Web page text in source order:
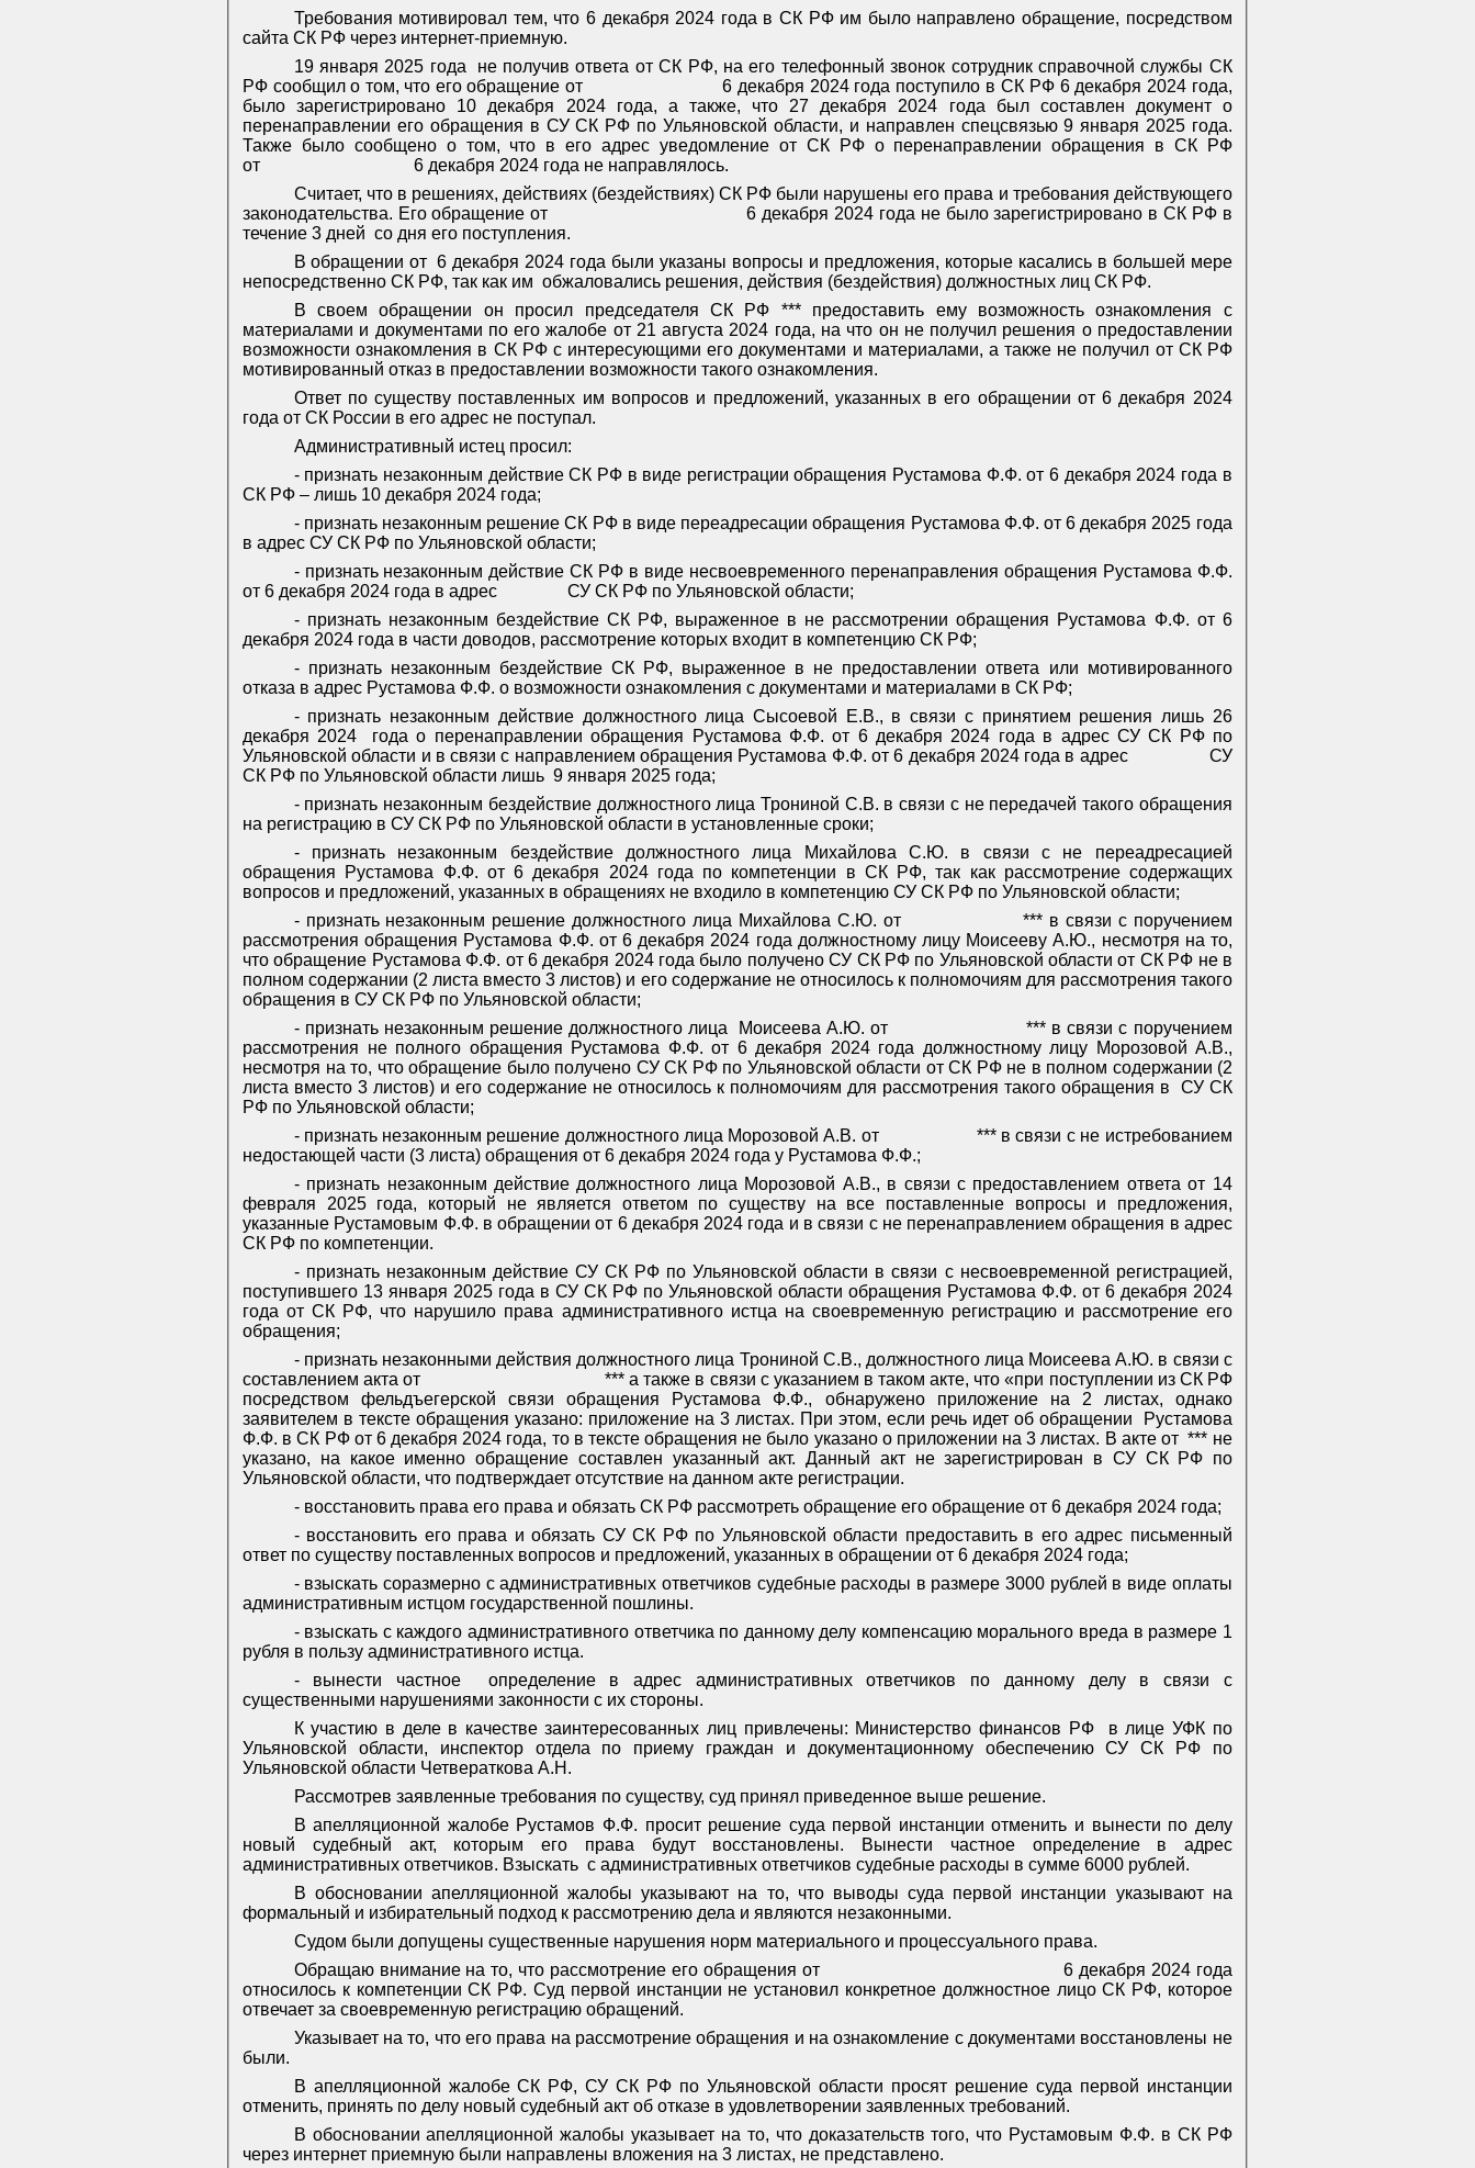
Требования мотивировал тем, что 6 декабря 2024 года в СК РФ им было направлено обращение, посредством
сайта СК РФ через интернет-приемную.
19 января 2025 года
не получив ответа от СК РФ, на его телефонный звонок сотрудник справочной службы СК
РФ сообщил о том, что его обращение от
6 декабря 2024 года поступило в СК РФ 6 декабря 2024 года,
было зарегистрировано 10 декабря 2024 года, а также, что 27 декабря 2024 года был составлен документ о
перенаправлении его обращения в СУ СК РФ по Ульяновской области, и направлен спецсвязью 9 января 2025 года.
Также было сообщено о том, что в его адрес уведомление от СК РФ о перенаправлении обращения в СК РФ
от
6 декабря 2024 года не направлялось.
Считает, что в решениях, действиях (бездействиях) СК РФ были нарушены его права и требования действующего
законодательства. Его обращение от
6 декабря 2024 года не было зарегистрировано в СК РФ в
течение 3 дней со дня его поступления.
В обращении от 6 декабря 2024 года были указаны вопросы и предложения, которые касались в большей мере
непосредственно СК РФ, так как им обжаловались решения, действия (бездействия) должностных лиц СК РФ.
В своем обращении он просил председателя СК РФ *** предоставить ему возможность ознакомления с
материалами и документами по его жалобе от 21 августа 2024 года, на что он не получил решения о предоставлении
возможности ознакомления в СК РФ с интересующими его документами и материалами, а также не получил от СК РФ
мотивированный отказ в предоставлении возможности такого ознакомления.
Ответ по существу поставленных им вопросов и предложений, указанных в его обращении от 6 декабря 2024
года от СК России в его адрес не поступал.
Административный истец просил:
- признать незаконным действие СК РФ в виде регистрации обращения Рустамова Ф.Ф. от 6 декабря 2024 года в
СК РФ – лишь 10 декабря 2024 года;
- признать незаконным решение СК РФ в виде переадресации обращения Рустамова Ф.Ф. от 6 декабря 2025 года
в адрес СУ СК РФ по Ульяновской области;
- признать незаконным действие СК РФ в виде несвоевременного перенаправления обращения Рустамова Ф.Ф.
от 6 декабря 2024 года в адрес
СУ СК РФ по Ульяновской области;
- признать незаконным бездействие СК РФ, выраженное в не рассмотрении обращения Рустамова Ф.Ф. от 6
декабря 2024 года в части доводов, рассмотрение которых входит в компетенцию СК РФ;
- признать незаконным бездействие СК РФ, выраженное в не предоставлении ответа или мотивированного
отказа в адрес Рустамова Ф.Ф. о возможности ознакомления с документами и материалами в СК РФ;
- признать незаконным действие должностного лица Сысоевой Е.В., в связи с принятием решения лишь 26
декабря 2024
года о перенаправлении обращения Рустамова Ф.Ф. от 6 декабря 2024 года в адрес СУ СК РФ по
Ульяновской области и в связи с направлением обращения Рустамова Ф.Ф. от 6 декабря 2024 года в адрес
СУ
СК РФ по Ульяновской области лишь 9 января 2025 года;
- признать незаконным бездействие должностного лица Трониной С.В. в связи с не передачей такого обращения
на регистрацию в СУ СК РФ по Ульяновской области в установленные сроки;
- признать незаконным бездействие должностного лица Михайлова С.Ю. в связи с не переадресацией
обращения Рустамова Ф.Ф. от 6 декабря 2024 года по компетенции в СК РФ, так как рассмотрение содержащих
вопросов и предложений, указанных в обращениях не входило в компетенцию СУ СК РФ по Ульяновской области;
- признать незаконным решение должностного лица Михайлова С.Ю. от
*** в связи с поручением
рассмотрения обращения Рустамова Ф.Ф. от 6 декабря 2024 года должностному лицу Моисееву А.Ю., несмотря на то,
что обращение Рустамова Ф.Ф. от 6 декабря 2024 года было получено СУ СК РФ по Ульяновской области от СК РФ не в
полном содержании (2 листа вместо 3 листов) и его содержание не относилось к полномочиям для рассмотрения такого
обращения в СУ СК РФ по Ульяновской области;
- признать незаконным решение должностного лица
Моисеева А.Ю. от
*** в связи с поручением
рассмотрения не полного обращения Рустамова Ф.Ф. от 6 декабря 2024 года должностному лицу Морозовой А.В.,
несмотря на то, что обращение было получено СУ СК РФ по Ульяновской области от СК РФ не в полном содержании (2
листа вместо 3 листов) и его содержание не относилось к полномочиям для рассмотрения такого обращения в
СУ СК
РФ по Ульяновской области;
- признать незаконным решение должностного лица Морозовой А.В. от
*** в связи с не истребованием
недостающей части (3 листа) обращения от 6 декабря 2024 года у Рустамова Ф.Ф.;
- признать незаконным действие должностного лица Морозовой А.В., в связи с предоставлением ответа от 14
февраля 2025 года, который не является ответом по существу на все поставленные вопросы и предложения,
указанные Рустамовым Ф.Ф. в обращении от 6 декабря 2024 года и в связи с не перенаправлением обращения в адрес
СК РФ по компетенции.
- признать незаконным действие СУ СК РФ по Ульяновской области в связи с несвоевременной регистрацией,
поступившего 13 января 2025 года в СУ СК РФ по Ульяновской области обращения Рустамова Ф.Ф. от 6 декабря 2024
года от СК РФ, что нарушило права административного истца на своевременную регистрацию и рассмотрение его
обращения;
- признать незаконными действия должностного лица Трониной С.В., должностного лица Моисеева А.Ю. в связи с
составлением акта от
*** а также в связи с указанием в таком акте, что «при поступлении из СК РФ
посредством фельдъегерской связи обращения Рустамова Ф.Ф., обнаружено приложение на 2 листах, однако
заявителем в тексте обращения указано: приложение на 3 листах. При этом, если речь идет об обращении
Рустамова
Ф.Ф. в СК РФ от 6 декабря 2024 года, то в тексте обращения не было указано о приложении на 3 листах. В акте от *** не
указано, на какое именно обращение составлен указанный акт. Данный акт не зарегистрирован в СУ СК РФ по
Ульяновской области, что подтверждает отсутствие на данном акте регистрации.
- восстановить права его права и обязать СК РФ рассмотреть обращение его обращение от 6 декабря 2024 года;
- восстановить его права и обязать СУ СК РФ по Ульяновской области предоставить в его адрес письменный
ответ по существу поставленных вопросов и предложений, указанных в обращении от 6 декабря 2024 года;
- взыскать соразмерно с административных ответчиков судебные расходы в размере 3000 рублей в виде оплаты
административным истцом государственной пошлины.
- взыскать с каждого административного ответчика по данному делу компенсацию морального вреда в размере 1
рубля в пользу административного истца.
- вынести частное
определение в адрес административных ответчиков по данному делу в связи с
существенными нарушениями законности с их стороны.
К участию в деле в качестве заинтересованных лиц привлечены: Министерство финансов РФ
в лице УФК по
Ульяновской области, инспектор отдела по приему граждан и документационному обеспечению СУ СК РФ по
Ульяновской области Четвераткова А.Н.
Рассмотрев заявленные требования по существу, суд принял приведенное выше решение.
В апелляционной жалобе Рустамов Ф.Ф. просит решение суда первой инстанции отменить и вынести по делу
новый судебный акт, которым его права будут восстановлены. Вынести частное определение в адрес
административных ответчиков. Взыскать с административных ответчиков судебные расходы в сумме 6000 рублей.
В обосновании апелляционной жалобы указывают на то, что выводы суда первой инстанции указывают на
формальный и избирательный подход к рассмотрению дела и являются незаконными.
Судом были допущены существенные нарушения норм материального и процессуального права.
Обращаю внимание на то, что рассмотрение его обращения от
6 декабря 2024 года
относилось к компетенции СК РФ. Суд первой инстанции не установил конкретное должностное лицо СК РФ, которое
отвечает за своевременную регистрацию обращений.
Указывает на то, что его права на рассмотрение обращения и на ознакомление с документами восстановлены не
были.
В апелляционной жалобе СК РФ, СУ СК РФ по Ульяновской области просят решение суда первой инстанции
отменить, принять по делу новый судебный акт об отказе в удовлетворении заявленных требований.
В обосновании апелляционной жалобы указывает на то, что доказательств того, что Рустамовым Ф.Ф. в СК РФ
через интернет приемную были направлены вложения на 3 листах, не представлено.